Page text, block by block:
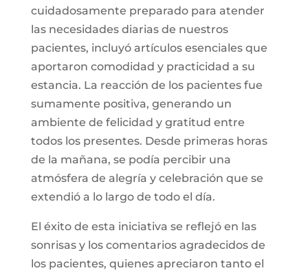
cuidadosamente preparado para atender
las necesidades diarias de nuestros
pacientes, incluyó artículos esenciales que
aportaron comodidad y practicidad a su
estancia. La reacción de los pacientes fue
sumamente positiva, generando un
ambiente de felicidad y gratitud entre
todos los presentes. Desde primeras horas
de la mañana, se podía percibir una
atmósfera de alegría y celebración que se
extendió a lo largo de todo el día.
El éxito de esta iniciativa se reflejó en las
sonrisas y los comentarios agradecidos de
los pacientes, quienes apreciaron tanto el